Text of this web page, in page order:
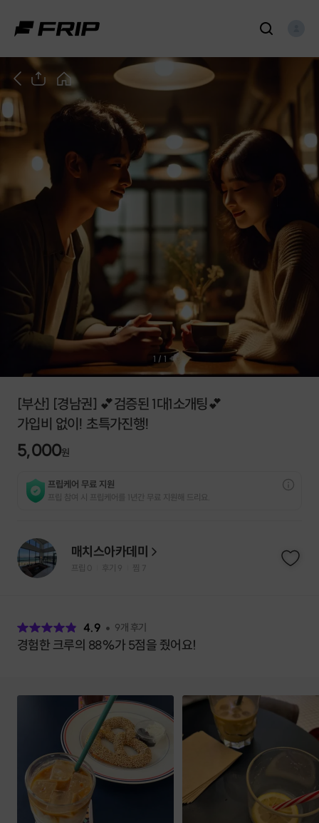
1 / 1
[부산] [경남권] 💕검증된 1대1소개팅💕
가입비 없이! 초특가진행!
5,000원
프립케어 무료 지원
프립 참여 시 프립케어를 1년간 무료 지원해 드리요.
매치스아카데미
프립 0 후기 9 찜 7
4.9 9개 후기
경험한 크루의 88%가 5점을 줬어요!